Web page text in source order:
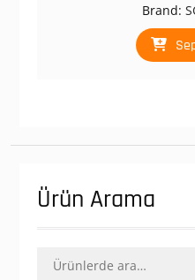
₺
Brand:
Ürün Arama
Ara: